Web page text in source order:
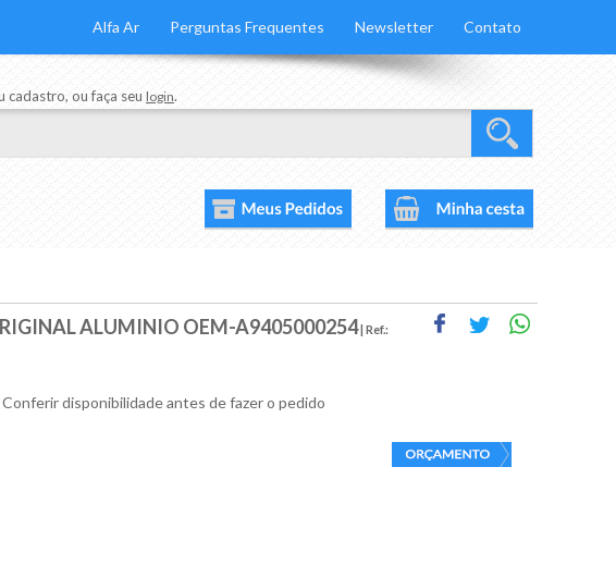
Alfa Ar Perguntas Frequentes Newsletter Contato
cadastro, ou faça seu login.
ALUMINIO OEM-A9405000254| Ref.:
disponibilidade antes de fazer o pedido